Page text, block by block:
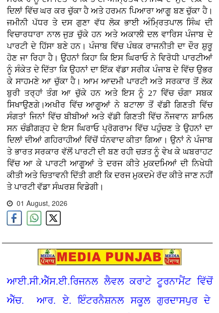
ਦਿਲਾਂ ਵਿੱਚ ਘਰ ਕਰ ਚੁੱਕਾ ਹੈ ਅਤੇ ਹਰਮਨ ਪਿਆਰਾ ਆਗੂ ਬਣ ਚੁੱਕਾ ਹੈ।
ਜਮੀਨੀ ਪੱਧਰ ਤੇ ਦਸ ਗੁਣਾ ਵੱਧ ਲੋਕ ਭਾਈ ਅੰਮ੍ਰਿਤਪਾਲ ਸਿੰਘ ਦੀ
ਵਿਚਾਰਧਾਰਾ ਨਾਲ ਜੁੜ ਚੁੱਕੇ ਹਨ ਅਤੇ ਅਕਾਲੀ ਦਲ ਵਾਰਿਸ ਪੰਜਾਬ ਦੇ
ਪਾਰਟੀ ਦੇ ਹਿੱਸਾ ਬਣੇ ਹਨ। ਪੰਜਾਬ ਵਿੱਚ ਪੰਥਕ ਰਾਜਨੀਤੀ ਦਾ ਦੌਰ ਸ਼ੁਰੂ
ਹੋਣ ਜਾ ਰਿਹਾ ਹੈ। ਉਹਨਾਂ ਕਿਹਾ ਕਿ ਇਸ ਘਿਰਾਓ ਨੇ ਵਿਰੋਧੀ ਪਾਰਟੀਆਂ
ਨੂੰ ਸੰਕੇਤ ਦੇ ਦਿੱਤਾ ਕਿ ਉਹਨਾਂ ਦਾ ਇੱਕ ਵੱਡਾ ਸਰੀਕ ਪੰਜਾਬ ਦੇ ਵਿੱਚ ਉਭਰ
ਕੇ ਸਾਹਮਣੇ ਆ ਚੁੱਕਾ ਹੈ। ਆਮ ਆਦਮੀ ਪਾਰਟੀ ਅਤੇ ਸਰਕਾਰ ਤੋਂ ਲੋਕ
ਬੁਰੀ ਤਰ੍ਹਾਂ ਤੰਗ ਆ ਚੁੱਕੇ ਹਨ ਅਤੇ ਇਸ ਨੂੰ 27 ਵਿੱਚ ਚੰਗਾ ਸਬਕ
ਸਿਖਾਉਣਗੇ।ਅਖੀਰ ਵਿੱਚ ਆਗੂਆਂ ਨੇ ਬਟਾਲਾ ਤੋਂ ਵੱਡੀ ਗਿਣਤੀ ਵਿੱਚ
ਸੰਗਤਾਂ ਜਿਨਾਂ ਵਿੱਚ ਬੀਬੀਆਂ ਅਤੇ ਵੱਡੀ ਗਿਣਤੀ ਵਿੱਚ ਨੌਜਵਾਨ ਸ਼ਾਮਿਲ
ਸਨ ਚੰਡੀਗੜ੍ਹ ਦੇ ਇਸ ਘਿਰਾਓ ਪ੍ਰੋਗਰਾਮ ਵਿੱਚ ਪਹੁੰਚਣ ਤੇ ਉਹਨਾਂ ਦਾ
ਦਿਲਾਂ ਦੀਆਂ ਗਹਿਰਾਹੀਆਂ ਵਿੱਚੋਂ ਧੰਨਵਾਦ ਕੀਤਾ ਗਿਆ। ਉਨਾਂ ਨੇ ਪੰਜਾਬ
ਤੇ ਭਾਰਤ ਸਰਕਾਰ ਵੱਲੋਂ ਪਾਰਟੀ ਦੀ ਬਣ ਰਹੀ ਚੜਤ ਨੂੰ ਵੇਖ ਕੇ ਘਬਰਾਹਟ
ਵਿੱਚ ਆ ਕੇ ਪਾਰਟੀ ਆਗੂਆਂ ਤੇ ਦਰਜ ਕੀਤੇ ਮੁਕਦਮਿਆਂ ਦੀ ਨਿਖੇਧੀ
ਕੀਤੀ ਅਤੇ ਚਿਤਾਵਨੀ ਦਿੱਤੀ ਗਈ ਕਿ ਦਰਜ ਮੁਕਦਮੇ ਰੱਦ ਕੀਤੇ ਜਾਣ ਨਹੀਂ
ਤੇ ਪਾਰਟੀ ਵੱਡਾ ਸੰਘਰਸ਼ ਵਿਡੇਗੀ।
01 August, 2026
ਆਈ.ਸੀ.ਐੱਸ.ਈ.ਰਿਜਨਲ ਲੈਵਲ ਕਰਾਟੇ ਟੂਰਨਾਮੈਂਟ ਵਿੱਚੋਂ
ਐੱਚ. ਆਰ. ਏ. ਇੰਟਰਨੈਸ਼ਨਲ ਸਕੂਲ ਗੁਰਦਾਸਪੁਰ ਦੇ